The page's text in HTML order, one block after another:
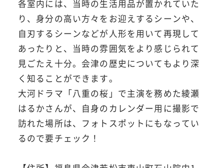
各室内には、当時の生活用品が置かれていた
り、身分の高い方々をお迎えするシーンや、
自刃するシーンなどが人形を用いて再現して
あったりと、当時の雰囲気をより感じられて
見ごたえ十分。会津の歴史についてもより深
く知ることができます。
大河ドラマ「八重の桜」で主演を務めた綾瀬
はるかさんが、自身のカレンダー用に撮影で
訪れた場所は、フォトスポットにもなってい
るので要チェック！